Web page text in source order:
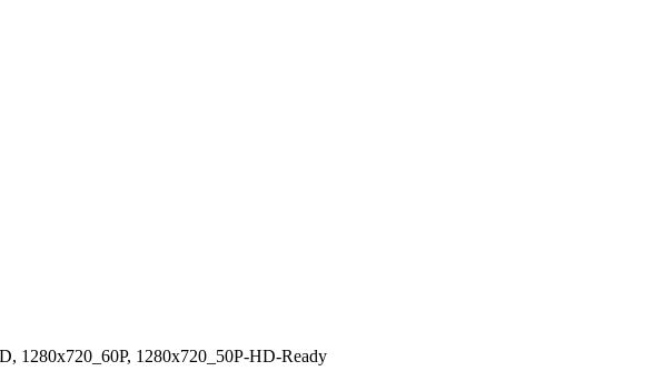
1280x720_60P, 1280x720_50P-HD-Ready